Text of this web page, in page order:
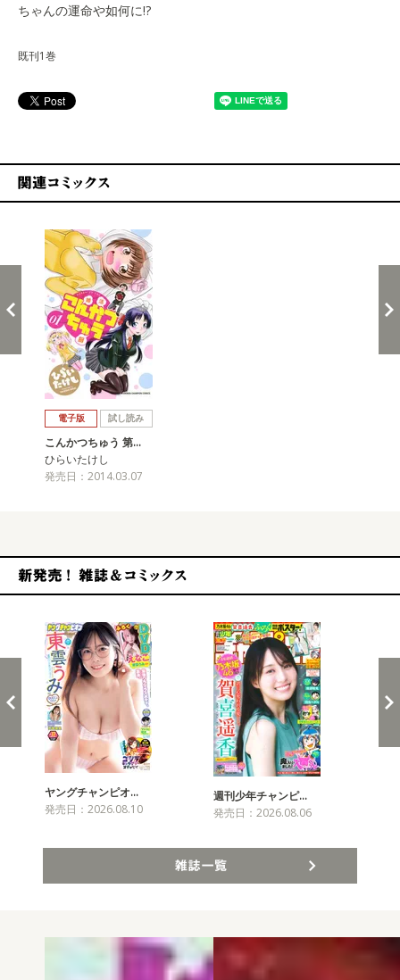
ちゃんの運命や如何に!?
既刊1巻
電子版 試し読み
こんかつちゅう 第…
ひらいたけし
発売日：2014.03.07
ヤングチャンピオ…
発売日：2026.08.10
週刊少年チャンピ…
発売日：2026.08.06